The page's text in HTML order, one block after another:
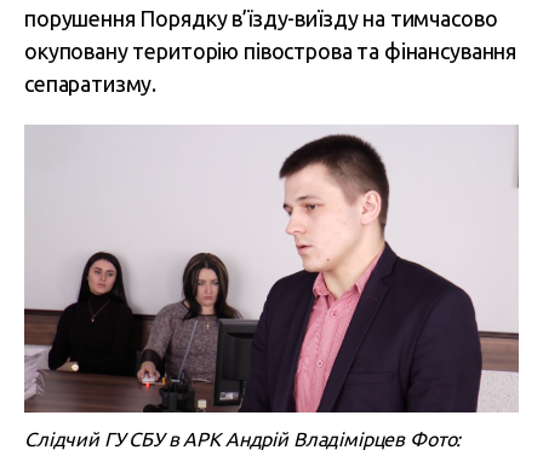
порушення Порядку в’їзду-виїзду на тимчасово
окуповану територію півострова та фінансування
сепаратизму.
Слідчий ГУ СБУ в АРК Андрій Владімірцев Фото: